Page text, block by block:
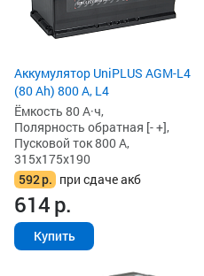
Аккумулятор UniPLUS AGM-L4
(80 Ah) 800 А, L4
Ёмкость 80 А·ч,
Полярность обратная [- +],
Пусковой ток 800 А,
315x175x190
592р. при сдаче акб
614р.
Купить